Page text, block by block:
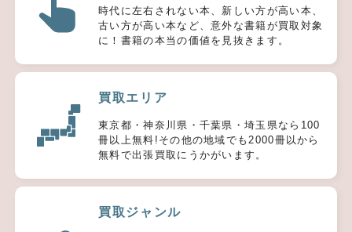
時代に左右されない本、新しい方が高い本、
古い方が高い本など、意外な書籍が買取対象
に！書籍の本当の価値を見抜きます。
買取エリア
東京都・神奈川県・千葉県・埼玉県なら100
冊以上無料!その他の地域でも2000冊以から
無料で出張買取にうかがいます。
買取ジャンル